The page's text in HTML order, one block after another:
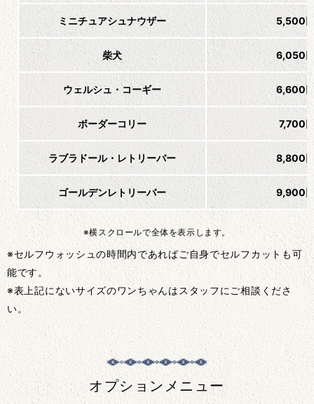
ミニチュアシュナウザー 5,500
柴犬 6,050
ウェルシュ・コーギー 6,600
ボーダーコリー 7,700
ラブラドール・レトリーバー 8,800
ゴールデンレトリーバー 9,900
※横スクロールで全体を表示します。
※セルフウォッシュの時間内であればご自身でセルフカットも可
能です。
※表上記にないサイズのワンちゃんはスタッフにご相談くださ
い。
オプションメニュー